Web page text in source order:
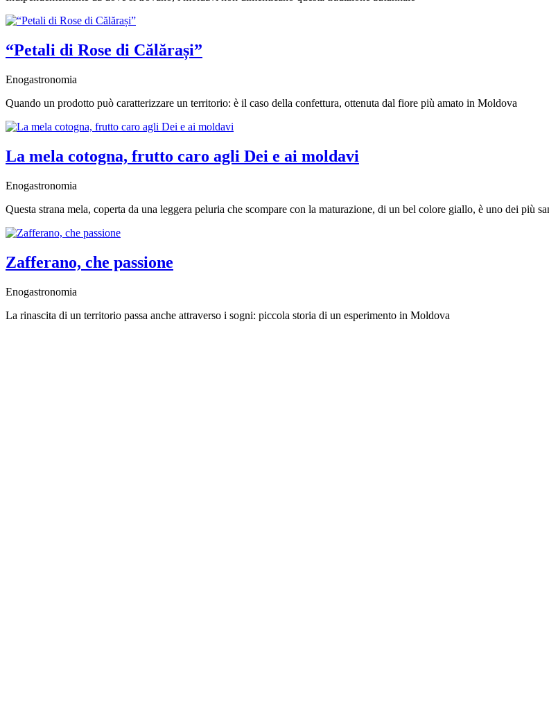
“Petali di Rose di Călărași”
Enogastronomia
Quando un prodotto può caratterizzare un territorio: è il caso della confettura, ottenuta dal fiore più amato in Moldova
La mela cotogna, frutto caro agli Dei e ai moldavi
Enogastronomia
Questa strana mela, coperta da una leggera peluria che scompare con la maturazione, di un bel colore giallo, è uno dei più
Zafferano, che passione
Enogastronomia
La rinascita di un territorio passa anche attraverso i sogni: piccola storia di un esperimento in Moldova